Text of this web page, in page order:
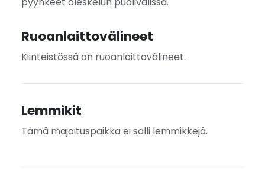
Ruoanlaittovälineet
Kiinteistössä on ruoanlaittovälineet.
Lemmikit
Tämä majoituspaikka ei salli lemmikkejä.